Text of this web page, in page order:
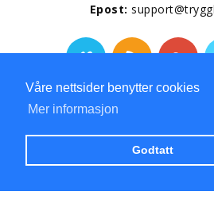
Våre nettsider benytter cookies
Mer informasjon
Godtatt
​Epost:
Personvernerklæring
Trygg Handel AS
Hosted and Developed by